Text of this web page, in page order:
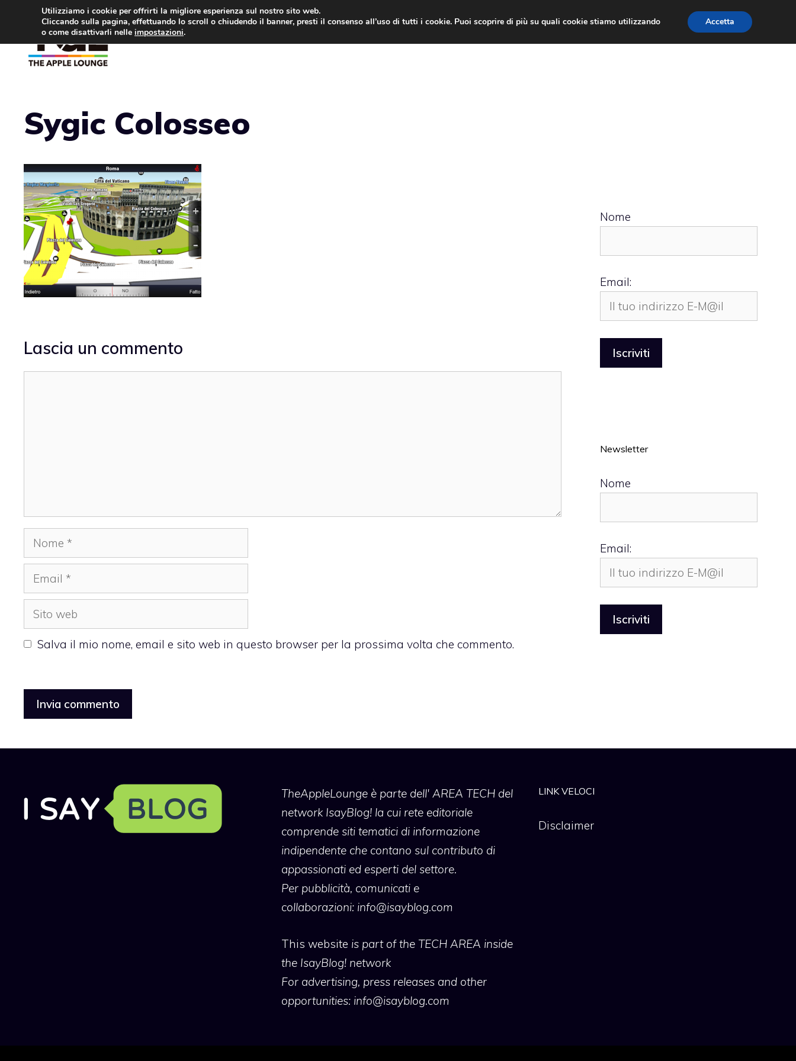
contenuto
Sygic Colosseo
Lascia un commento
Nome
Email
Sito
web
Salva il mio nome, email e sito web in questo browser per la prossima volta che commento.
Nome
Email:
Newsletter
Nome
Email:
TheAppleLoungeè parte dell' AREA TECH del
network IsayBlog! la cui rete editoriale
comprende siti tematici di informazione
indipendente che contano sul contributo di
appassionati ed esperti del settore.
Per pubblicità, comunicati e
collaborazioni: info@isayblog.com
This website is part of the TECH AREA inside
the IsayBlog! network
For advertising, press releases and other
opportunities: info@isayblog.com
LINK VELOCI
Disclaimer
Utilizziamo i cookie per offrirti la migliore esperienza sul nostro sito web.
Cliccando sulla pagina, effettuando lo scroll o chiudendo il banner, presti il consenso all’uso di tutti i cookie. Puoi scoprire di più su quali cookie stiamo utilizzando
o come disattivarli nelle impostazioni.
Accetta